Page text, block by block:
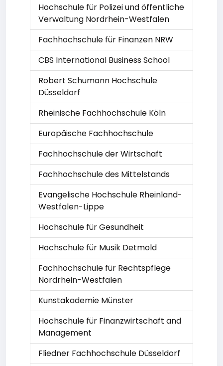
Hochschule für Polizei und öffentliche
Verwaltung Nordrhein-Westfalen
Fachhochschule für Finanzen NRW
CBS International Business School
Robert Schumann Hochschule
Düsseldorf
Rheinische Fachhochschule Köln
Europäische Fachhochschule
Fachhochschule der Wirtschaft
Fachhochschule des Mittelstands
Evangelische Hochschule Rheinland-
Westfalen-Lippe
Hochschule für Gesundheit
Hochschule für Musik Detmold
Fachhochschule für Rechtspflege
Nordrhein-Westfalen
Kunstakademie Münster
Hochschule für Finanzwirtschaft and
Management
Fliedner Fachhochschule Düsseldorf